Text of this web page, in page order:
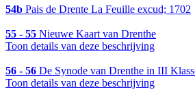
54b Pais de Drente La Feuille excud; 1702
55 - 55 Nieuwe Kaart van Drenthe
Toon details van deze beschrijving
56 - 56 De Synode van Drenthe in III
Toon details van deze beschrijving